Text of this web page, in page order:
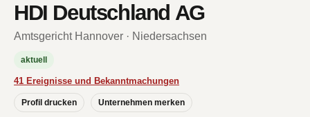
HDI Deutschland AG
Amtsgericht Hannover · Niedersachsen
aktuell
41 Ereignisse und Bekanntmachungen
Profil drucken Unternehmen merken